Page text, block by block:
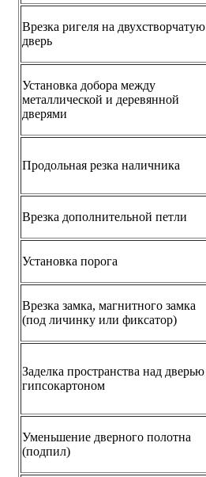
Врезка ригеля на двухстворчатую
дверь
Установка добора между
металлической и деревянной
дверями
Продольная резка наличника
Врезка дополнительной петли
Установка порога
Врезка замка, магнитного замка
(под личинку или фиксатор)
Заделка пространства над дверью
гипсокартоном
Уменьшение дверного полотна
(подпил)